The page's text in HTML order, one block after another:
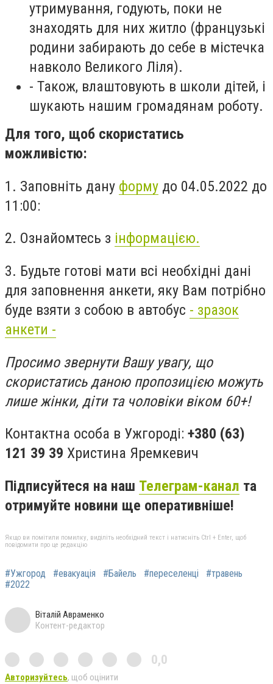
утримування, годують, поки не
знаходять для них житло (французькі
родини забирають до себе в містечка
навколо Великого Ліля).
- Також, влаштовують в школи дітей, і
шукають нашим громадянам роботу.
Для того, щоб скористатись
можливістю:
1. Заповніть дану форму до 04.05.2022 до
11:00:
2. Ознайомтесь з інформацією.
3. Будьте готові мати всі необхідні дані
для заповнення анкети, яку Вам потрібно
буде взяти з собою в автобус - зразок
анкети -
Просимо звернути Вашу увагу, що
скористатись даною пропозицією можуть
лише жінки, діти та чоловіки віком 60+!
Контактна особа в Ужгороді: +380 (63)
121 39 39 Христина Яремкевич
Підписуйтеся на наш Телеграм-канал та
отримуйте новини ще оперативніше!
Якщо ви помітили помилку, виділіть необхідний текст і натисніть Ctrl + Enter, щоб
повідомити про це редакцію
#Ужгород #евакуація #Байель #переселенці
#травень
#2022
Віталій Авраменко
Контент-редактор
0,0
Авторизуйтесь, щоб оцінити